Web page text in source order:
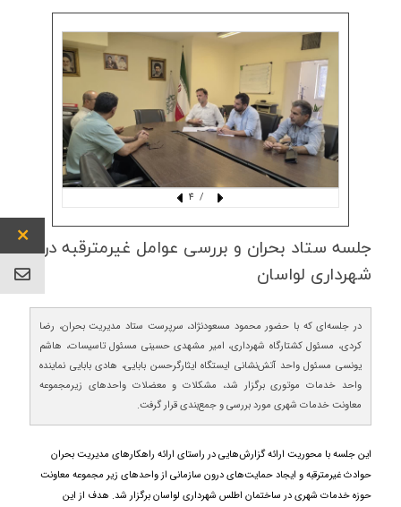
/ 4
جلسه ستاد بحران و بررسی عوامل غیرمترقبه در
شهرداری لواسان
در جلسه‌ای که با حضور محمود مسعودنژاد، سرپرست ستاد مدیریت بحران، رضا
کردی، مسئول کشتارگاه شهرداری، امیر مشهدی حسینی مسئول تاسیسات، هاشم
یونسی مسئول واحد آتش‌نشانی ایستگاه ایثارگرحسن بابایی، هادی بابایی نماینده
واحد خدمات موتوری برگزار شد، مشکلات و معضلات واحدهای زیرمجموعه
معاونت خدمات شهری مورد بررسی و جمع‌بندی قرار گرفت.
این جلسه با محوریت ارائه گزارش‌هایی در راستای ارائه راهکارهای مدیریت بحران
حوادث غیرمترقبه و ایجاد حمایت‌های درون سازمانی از واحدهای زیر مجموعه معاونت
حوزه خدمات شهری در ساختمان اطلس شهرداری لواسان برگزار شد. هدف از این